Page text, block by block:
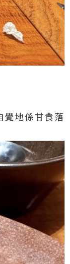
覺地係甘食落